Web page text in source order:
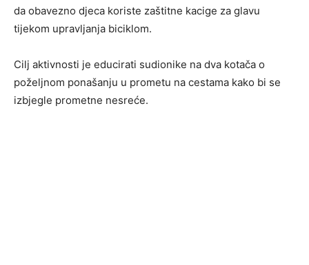
da obavezno djeca koriste zaštitne kacige za glavu
tijekom upravljanja biciklom.
Cilj aktivnosti je educirati sudionike na dva kotača o
poželjnom ponašanju u prometu na cestama kako bi se
izbjegle prometne nesreće.